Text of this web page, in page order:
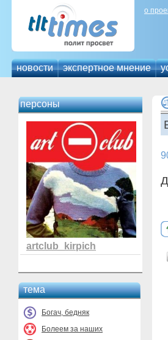
о
новости экспертное мнение
персоны
artclub_kirpich
тема
Богач, бедняк
Болеем за наших